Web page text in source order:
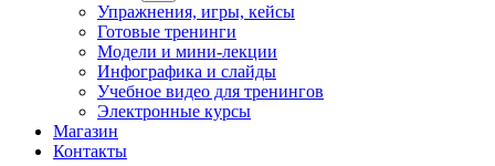
Упражнения, игры, кейсы
Готовые тренинги
Модели и мини-лекции
Инфографика и слайды
Учебное видео для тренингов
Электронные курсы
Магазин
Контакты